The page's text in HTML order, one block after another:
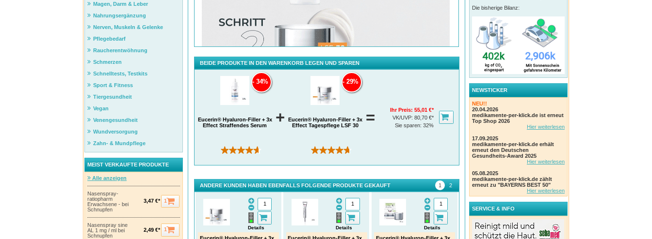
BEIDE PRODUKTE IN DEN WARENKORB LEGEN UND SPAREN
Eucerin® Hyaluron-Filler + 3x
Effect Straffendes Serum
(176)
34%
+
Eucerin® Hyaluron-Filler + 3x
Effect Tagespflege LSF 30
(461)
29%
= Ihr Preis:55,01 €*
VK/UVP:80,70 €*
Sie sparen:32%
ANDERE KUNDEN HABEN EBENFALLS FOLGENDE PRODUKTE GEKAUFT
Details Details Details Details
Magen, Darm & Leber
Nahrungsergänzung
Nerven, Muskeln & Gelenke
Pflegebedarf
Raucherentwöhnung
Schmerzen
Schnelltests, Testkits
Sport & Fitness
Tiergesundheit
Vegan
Venengesundheit
Wundversorgung
Zahn- & Mundpflege
MEIST VERKAUFTE PRODUKTE
Alle anzeigen
Nasenspray-
ratiopharm
Erwachsene - bei
Schnupfen
3,47 €* 1
Nasenspray sine
AL 1 mg / ml bei
Schnupfen
2,49 €* 1
Die bisherige Bilanz:
NEWSTICKER
NEU!!
20.04.2026
medikamente-per-klick.de ist erneut
Top Shop 2026
Hier weiterlesen
17.09.2025
medikamente-per-klick.de erhält
erneut den Deutschen
Gesundheits-Award 2025
Hier weiterlesen
05.08.2025
medikamente-per-klick.de zählt
erneut zu "BAYERNS BEST 50"
Hier weiterlesen
SERVICE & INFO